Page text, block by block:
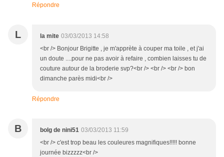
Répondre
L la mite 03/03/2013 14:58
<br /> Bonjour Brigitte , je m'apprète à couper ma toile , et j'ai
un doute ....pour ne pas avoir à refaire , combien laisses tu de
couture autour de la broderie svp?<br /> <br /> <br /> bon
dimanche parès midi<br />
Répondre
B bolg de nini51 03/03/2013 11:59
<br /> c'est trop beau les couleures magnifiques!!!!! bonne
journée bizzzzz<br />